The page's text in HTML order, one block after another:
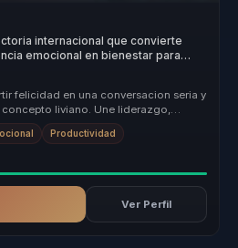
internacional que convierte
emocional en bienestar para
felicidad en una conversacion seria y
liviano. Une liderazgo,
Productividad
Ver Perfil